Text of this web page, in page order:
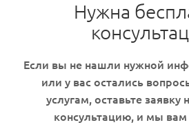
Нужна